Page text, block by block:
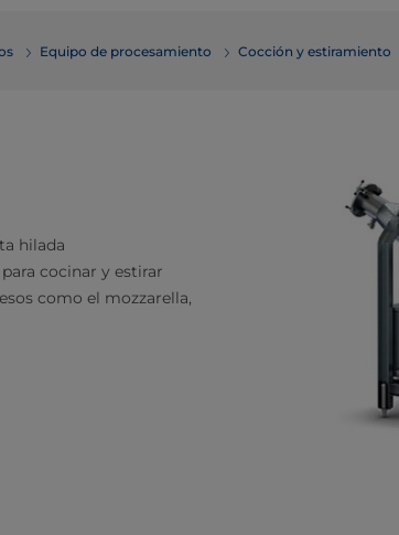
Equipo de procesamiento Cocción y estiramiento
hilada
cocinar y estirar
como el mozzarella,